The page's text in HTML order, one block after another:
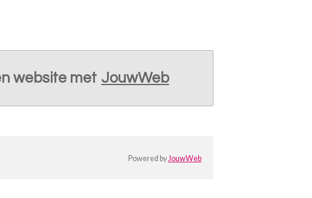
website met JouwWeb
Powered byJouwWeb